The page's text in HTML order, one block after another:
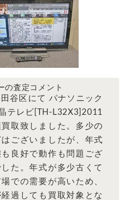
の査定コメント
谷区にて パナソニック
テレビ[TH-L32X3]2011
取致しました。多少の
ございましたが、年式
良好で動作も問題ござ
た。年式が多少古くて
での需要が高いため、
過しても買取対象とな